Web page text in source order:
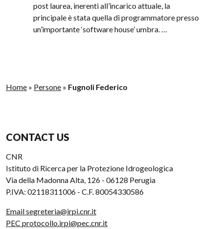
post laurea, inerenti all’incarico attuale, la
principale è stata quella di programmatore presso
un’importante ‘software house’umbra. …
Home » Persone » Fugnoli Federico
CONTACT US
CNR
Istituto di Ricerca per la Protezione Idrogeologica
Via della Madonna Alta, 126 - 06128 Perugia
P.IVA: 02118311006 - C.F. 80054330586
Email segreteria@irpi.cnr.it
PEC protocollo.irpi@pec.cnr.it